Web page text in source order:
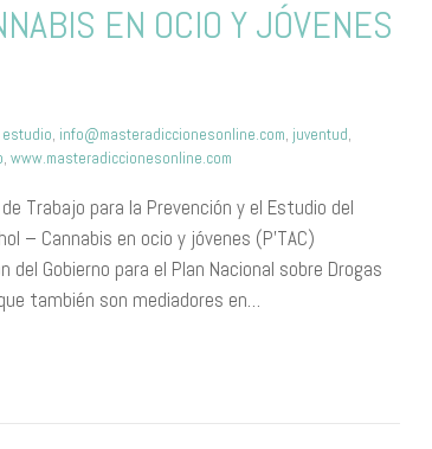
EN OCIO Y JÓVENES
estudio, info@masteradiccionesonline.com, juventud,
,www.masteradiccionesonline.com
de Trabajo para la Prevención y el Estudio del
– Cannabis en ocio y jóvenes (P’TAC)
del Gobierno para el Plan Nacional sobre Drogas
también son mediadores en…